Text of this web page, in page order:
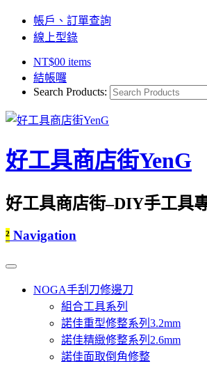
帳戶、訂單查詢
線上型錄
NT$00 items
結帳囉
Search Products:
好工具商店街YenG
好工具商店街–DIY手工具
² Navigation
NOGA手刮刀修邊刀
組合工具系列
諾佳重型修整系列3.2mm
諾佳精緻修整系列2.6mm
諾佳面取倒角修整